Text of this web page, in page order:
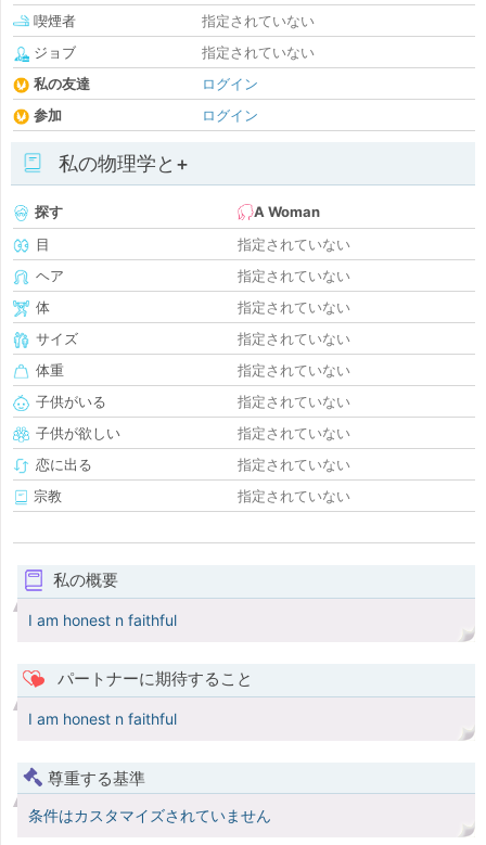
喫煙者
指定されていない
ジョブ
指定されていない
私の友達
ログイン
参加
ログイン
私の物理学と+
探す
A Woman
目
指定されていない
ヘア
指定されていない
体
指定されていない
サイズ
指定されていない
体重
指定されていない
子供がいる
指定されていない
子供が欲しい
指定されていない
恋に出る
指定されていない
宗教
指定されていない
私の概要
I am honest n faithful
パートナーに期待すること
I am honest n faithful
尊重する基準
条件はカスタマイズされていません